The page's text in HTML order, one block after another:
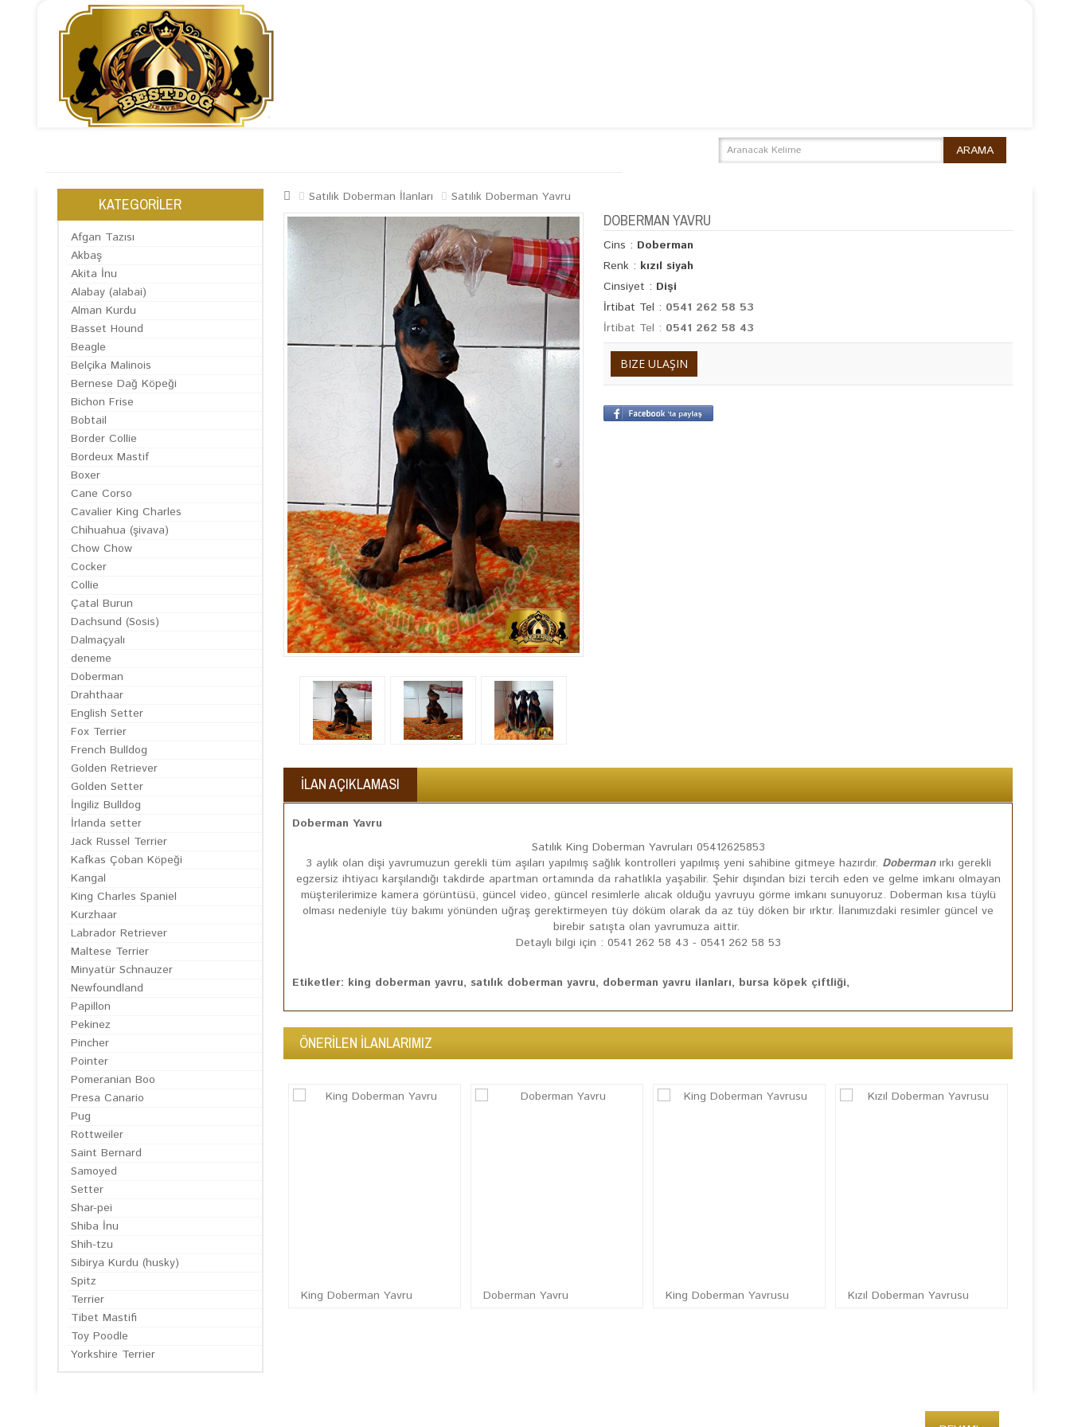
KATEGORİLER
Afgan Tazısı
Akbaş
Akita İnu
Alabay (alabai)
Alman Kurdu
Basset Hound
Beagle
Belçika Malinois
Bernese Dağ Köpeği
Bichon Frise
Bobtail
Border Collie
Bordeux Mastif
Boxer
Cane Corso
Cavalier King Charles
Chihuahua (şivava)
Chow Chow
Cocker
Collie
Çatal Burun
Dachsund (Sosis)
Dalmaçyalı
deneme
Doberman
Drahthaar
English Setter
Fox Terrier
French Bulldog
Golden Retriever
Golden Setter
İngiliz Bulldog
İrlanda setter
Jack Russel Terrier
Kafkas Çoban Köpeği
Kangal
King Charles Spaniel
Kurzhaar
Labrador Retriever
Maltese Terrier
Minyatür Schnauzer
Newfoundland
Papillon
Pekinez
Pincher
Pointer
Pomeranian Boo
Presa Canario
Pug
Rottweiler
Saint Bernard
Samoyed
Setter
Shar-pei
Shiba İnu
Shih-tzu
Sibirya Kurdu (husky)
Spitz
Terrier
Tibet Mastifi
Toy Poodle
Yorkshire Terrier
Satılık Doberman İlanları Satılık Doberman Yavru
DOBERMAN YAVRU
Cins : Doberman
Renk : kızıl siyah
Cinsiyet : Dişi
İrtibat Tel : 0541 262 58 53
İrtibat Tel : 0541 262 58 43
BIZE ULAŞIN
İLAN AÇIKLAMASI
Doberman Yavru
Satılık King Doberman Yavruları 05412625853
3 aylık olan dişi yavrumuzun gerekli tüm aşıları yapılmış sağlık kontrolleri yapılmış yeni sahibine gitmeye hazırdır. Dobermanırkı gerekli
egzersiz ihtiyacı karşılandığı takdirde apartman ortamında da rahatlıkla yaşabilir. Şehir dışından bizi tercih eden ve gelme imkanı olmayan
müşterilerimize kamera görüntüsü, güncel video, güncel resimlerle alıcak olduğu yavruyu görme imkanı sunuyoruz. Doberman kısa tüylü
olması nedeniyle tüy bakımı yönünden uğraş gerektirmeyen tüy döküm olarak da az tüy döken bir ırktır. İlanımızdaki resimler güncel ve
birebir satışta olan yavrumuza aittir.
Detaylı bilgi için : 0541 262 58 43 - 0541 262 58 53
Etiketler: king doberman yavru, satılık doberman yavru, doberman yavru ilanları, bursa köpek çiftliği,
ÖNERİLEN İLANLARIMIZ
King Doberman Yavru Doberman Yavru King Doberman Yavrusu Kızıl Doberman Yavrusu